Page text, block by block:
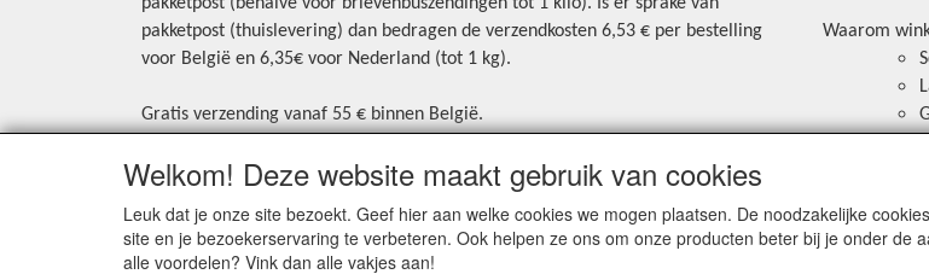
pakketpost (thuislevering) dan bedragen de verzendkosten 6,53 € per bestelling
voor België en 6,35€ voor Nederland (tot 1 kg).
Gratis verzending vanaf 55 € binnen België.
Levering andere landen: geen gratis verzending, portkosten worden
Zie voor een overzicht van alle verzendkosten onder het tabje "Verzendkosten"
Waarom
Welkom! Deze website maakt gebruik van cookies
Leuk dat je onze site bezoekt. Geef hier aan welke cookies we mogen plaatsen. De noodzakelijke
site en je bezoekerservaring te verbeteren. Ook helpen ze ons om onze producten beter bij je onder de
alle voordelen? Vink dan alle vakjes aan!